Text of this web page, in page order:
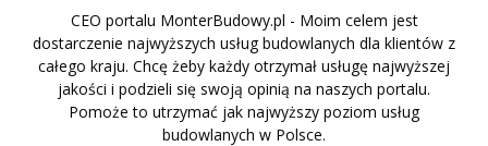
CEO portalu MonterBudowy.pl - Moim celem jest
dostarczenie najwyższych usług budowlanych dla klientów z
całego kraju. Chcę żeby każdy otrzymał usługę najwyższej
jakości i podzieli się swoją opinią na naszych portalu.
Pomoże to utrzymać jak najwyższy poziom usług
budowlanych w Polsce.